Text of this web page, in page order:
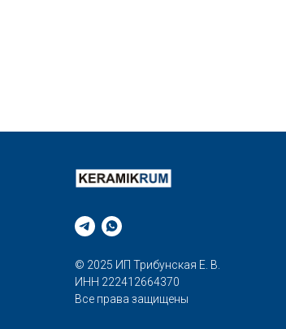
© 2025 ИП Трибунская Е. В.
ИНН 222412664370
Все права защищены